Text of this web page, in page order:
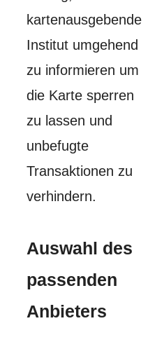
kartenausgebende
Institut umgehend
zu informieren um
die Karte sperren
zu lassen und
unbefugte
Transaktionen zu
verhindern.
Auswahl des
passenden
Anbieters